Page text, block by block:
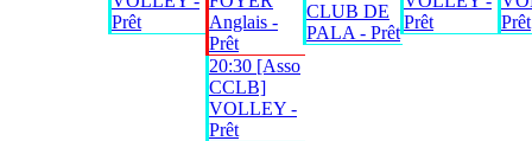
Prêt
Anglais -
Prêt
20:30 [Asso
CCLB]
VOLLEY -
Prêt
CLUB DE
PALA - Prêt
Prêt
Prêt